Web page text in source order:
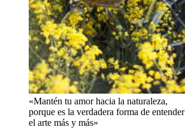
«Mantén tu amor hacia la naturaleza,
porque es la verdadera forma de entender
el arte más y más»